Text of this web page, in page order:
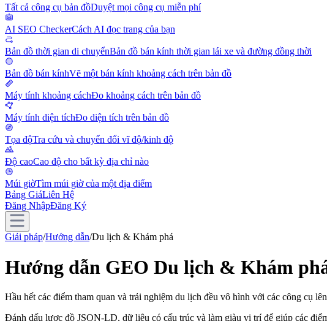
Tất cả công cụ bản đồDuyệt mọi công cụ miễn phí
AI SEO CheckerCách AI đọc trang của bạn
Bản đồ thời gian di chuyểnBản đồ bán kính thời gian lái xe và đường đồng thời
Bản đồ bán kínhVẽ một bán kính khoảng cách trên bản đồ
Máy tính khoảng cáchĐo khoảng cách trên bản đồ
Máy tính diện tíchĐo diện tích trên bản đồ
Tọa độTra cứu và chuyển đổi vĩ độ/kinh độ
Độ caoCao độ cho bất kỳ địa chỉ nào
Múi giờTìm múi giờ của một địa điểm
Bảng GiáLiên Hệ
Đăng NhậpĐăng Ký
Giải pháp/Hướng dẫn/Du lịch & Khám phá
Hướng dẫn GEO Du lịch & Khám
Hầu hết các điểm tham quan và trải nghiệm du lịch đều vô hình với các công cụ
Đánh dấu lược đồ JSON-LD, dữ liệu có cấu trúc và làm giàu vị trí để giúp các